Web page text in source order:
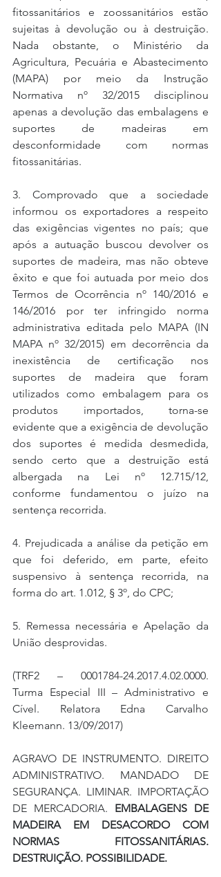
fitossanitários e zoossanitários estão
sujeitas à devolução ou à destruição.
Nada obstante, o Ministério da
Agricultura, Pecuária e Abastecimento
(MAPA) por meio da Instrução
Normativa nº 32/2015 disciplinou
apenas a devolução das embalagens e
suportes de madeiras em
desconformidade com normas
fitossanitárias.
3. Comprovado que a sociedade
informou os exportadores a respeito
das exigências vigentes no país; que
após a autuação buscou devolver os
suportes de madeira, mas não obteve
êxito e que foi autuada por meio dos
Termos de Ocorrência nº 140/2016 e
146/2016 por ter infringido norma
administrativa editada pelo MAPA (IN
MAPA nº 32/2015) em decorrência da
inexistência de certificação nos
suportes de madeira que foram
utilizados como embalagem para os
produtos importados, torna-se
evidente que a exigência de devolução
dos suportes é medida desmedida,
sendo certo que a destruição está
albergada na Lei nº 12.715/12,
conforme fundamentou o juízo na
sentença recorrida.
4. Prejudicada a análise da petição em
que foi deferido, em parte, efeito
suspensivo à sentença recorrida, na
forma do art. 1.012, § 3º, do CPC;
5. Remessa necessária e Apelação da
União desprovidas.
(TRF2 – 0001784-24.2017.4.02.0000.
Turma Especial III – Administrativo e
Cível. Relatora Edna Carvalho
Kleemann. 13/09/2017)
AGRAVO DE INSTRUMENTO. DIREITO
ADMINISTRATIVO. MANDADO DE
SEGURANÇA. LIMINAR. IMPORTAÇÃO
DE MERCADORIA. EMBALAGENS DE
MADEIRA EM DESACORDO COM
NORMAS FITOSSANITÁRIAS.
DESTRUIÇÃO. POSSIBILIDADE.